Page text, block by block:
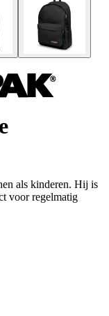
als kinderen. Hij is
voor regelmatig